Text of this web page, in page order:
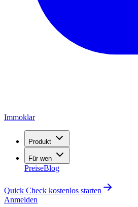
Immoklar
Produkt
Für wen
PreiseBlog
Quick Check kostenlos starten
Anmelden